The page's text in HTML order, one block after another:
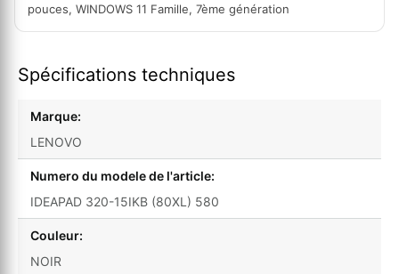
pouces, WINDOWS 11 Famille, 7ème génération
Spécifications techniques
Marque:
LENOVO
Numero du modele de l'article:
IDEAPAD 320-15IKB (80XL) 580
Couleur:
NOIR